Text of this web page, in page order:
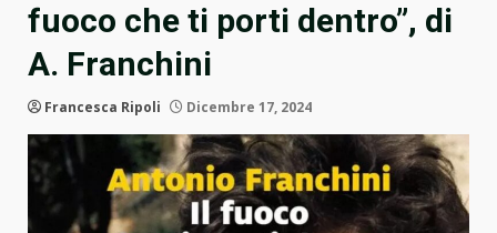
fuoco che ti porti dentro”, di
A. Franchini
Francesca Ripoli Dicembre 17, 2024